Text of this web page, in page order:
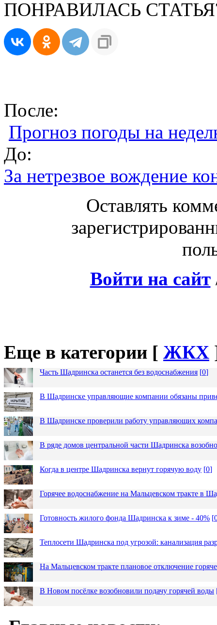
ПОНРАВИЛАСЬ
После:
Прогноз погоды на
До:
За нетрезвое вождение
Оставлять
Войти на сайт
Еще в категории [ ЖКХ
Часть Шадринска останется без водоснабжения [0]
В Шадринске управляющие компании обязаны
В Шадринске проверили работу управляющих
В ряде домов центральной части Шадринска
Когда в центре Шадринска вернут горячую воду [0]
Горячее водоснабжение на Мальцевском тракте в
Готовность жилого фонда Шадринска к зиме - 40% [
Теплосети Шадринска под угрозой: канализация
На Мальцевском тракте плановое отключение
В Новом посёлке возобновили подачу горячей воды